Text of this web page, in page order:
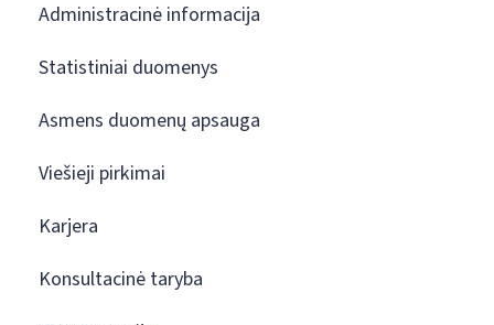
Administracinė informacija
Statistiniai duomenys
Asmens duomenų apsauga
Viešieji pirkimai
Karjera
Konsultacinė taryba